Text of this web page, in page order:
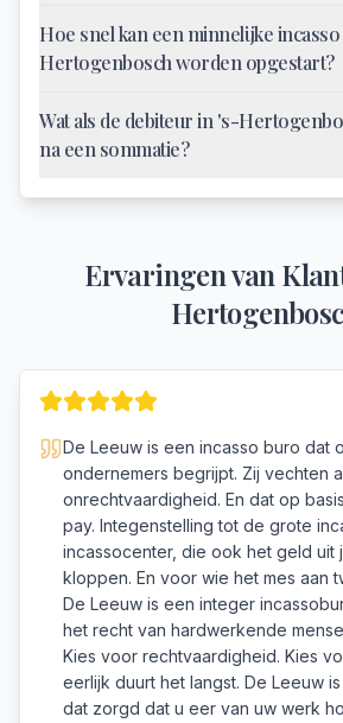
Hoe snel kan een minnelijke
Hertogenbosch worden opgestart?
Wat als de debiteur in 's-
na een sommatie?
Ervaringen van
De Leeuw is een incasso buro dat
ondernemers begrijpt. Zij vechten
onrechtvaardigheid. En dat op
pay. Integenstelling tot de grote
incassocenter, die ook het geld uit
kloppen. En voor wie het mes aan
De Leeuw is een integer
het recht van hardwerkende
Kies voor rechtvaardigheid. Kies
eerlijk duurt het langst. De Leeuw
dat zorgd dat u eer van uw werk